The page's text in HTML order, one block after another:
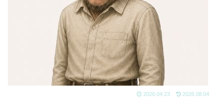
2026.04.23 2026.08.04